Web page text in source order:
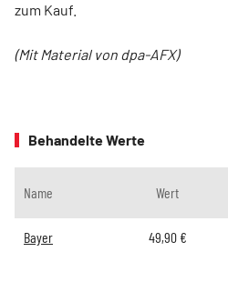
zum Kauf.
(Mit Material von dpa-AFX)
Behandelte Werte
Name Wert
Bayer 49,90€